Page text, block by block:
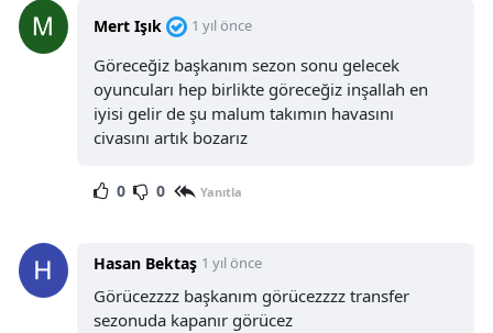
Mert Işık 1 yıl önce
Göreceğiz başkanım sezon sonu gelecek
oyuncuları hep birlikte göreceğiz inşallah en
iyisi gelir de şu malum takımın havasını
civasını artık bozarız
0 0 Yanıtla
Hasan Bektaş 1 yıl önce
Görücezzzz başkanım görücezzzz transfer
sezonuda kapanır görücez